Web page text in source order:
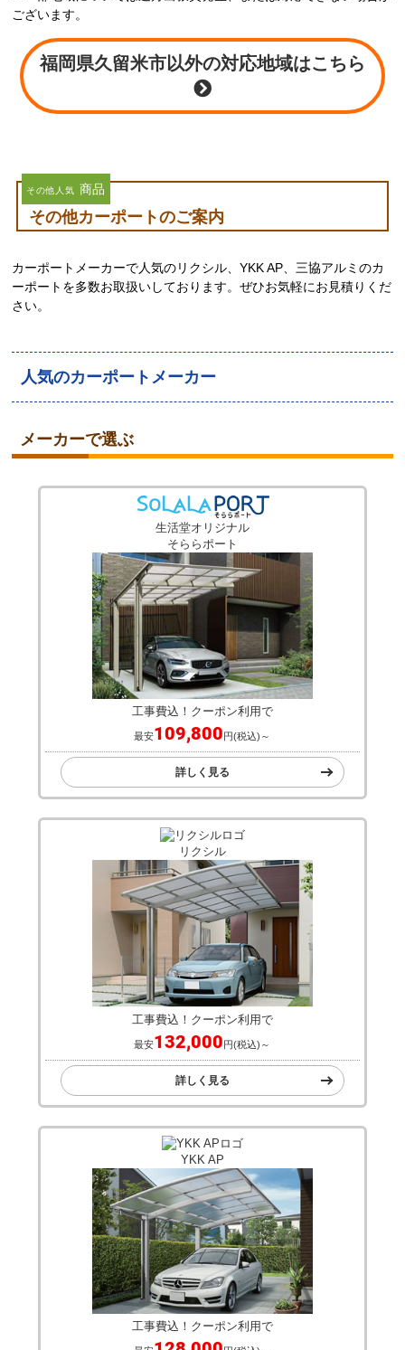
本山
山川安居野
山川市ノ上町
山川追分
山川沓形町
山川神代
山川野口町
山川町
山本町豊田
※一部地域については遠方出張費発生、または対応できない場合が
ございます。
その他人気 商品
その他カーポートのご案内
カーポートメーカーで人気のリクシル、YKK AP、三協アルミのカ
さい。
人気のカーポートメーカー
メーカーで選ぶ
生活堂オリジナル
そららポート
工事費込！クーポン利用で
109,800円(税込)～
詳しく見る
リクシル
工事費込！クーポン利用で
最安132,000円(税込)～
詳しく見る
YKK AP